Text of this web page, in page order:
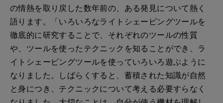
の情熱を取り戻した数年前の、ある発見について熱く
語ります。「いろいろなライトシェーピングツールを
徹底的に研究することで、それぞれのツールの性質
や、ツールを使ったテクニックを知ることができ、ラ
イトシェーピングツールを使っていろいろ遊ぶように
なりました。しばらくすると、蓄積された知識が自然
と身につき、テクニックについて考える必要すらなく